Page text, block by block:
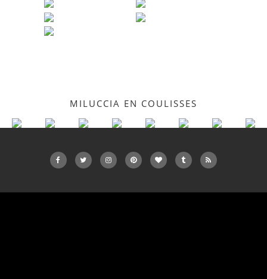
MILUCCIA EN COULISSES